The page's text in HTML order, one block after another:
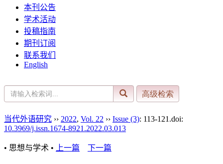
本刊公告
学术活动
投稿指南
期刊订阅
联系我们
English
当代外语研究 ›› 2022, Vol. 22 ›› Issue (3): 113-121.doi:
10.3969/j.issn.1674-8921.2022.03.013
• 思想与学术 • 上一篇 下一篇